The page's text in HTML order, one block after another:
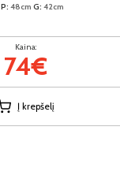
P: 48cm G: 42cm
Kaina:
74€
Į krepšelį